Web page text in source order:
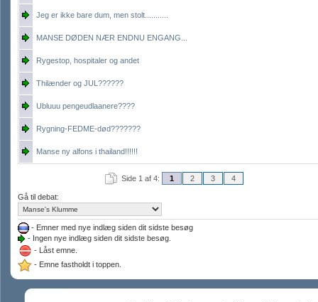
Jeg er ikke bare dum, men stolt...........
MANSE DØDEN NÆR ENDNU ENGANG...
Rygestop, hospitaler og andet
Thilænder og JUL??????
Ubluuu pengeudlaanere????
Rygning-FEDME-død???????
Manse ny alfons i thailand!!!!!!
Side 1 af 4: 1 2 3 4
Gå til debat:
- Emner med nye indlæg siden dit sidste besøg
- Ingen nye indlæg siden dit sidste besøg.
- Låst emne.
- Emne fastholdt i toppen.